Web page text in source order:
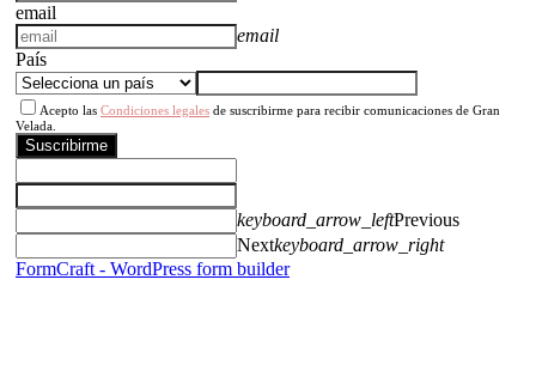
email
email
País
Acepto las Condiciones legales de suscribirme para recibir comunicaciones de Gran
Velada.
Suscribirme
keyboard_arrow_leftPrevious
Nextkeyboard_arrow_right
FormCraft - WordPress form builder